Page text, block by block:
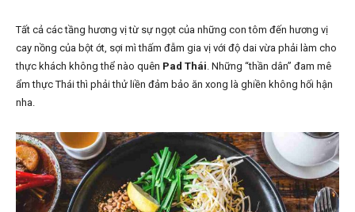
Tất cả các tầng hương vị từ sự ngọt của những con tôm đến hương vị
cay nồng của bột ớt, sợi mì thấm đẫm gia vị với độ dai vừa phải làm cho
thực khách không thể nào quên Pad Thái. Những “thần dân” đam mê
ẩm thực Thái thì phải thử liền đảm bảo ăn xong là ghiền không hối hận
nha.